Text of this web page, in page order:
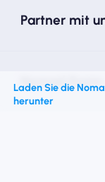
Partner mit
Nomad Essim
Laden Sie die
herunter